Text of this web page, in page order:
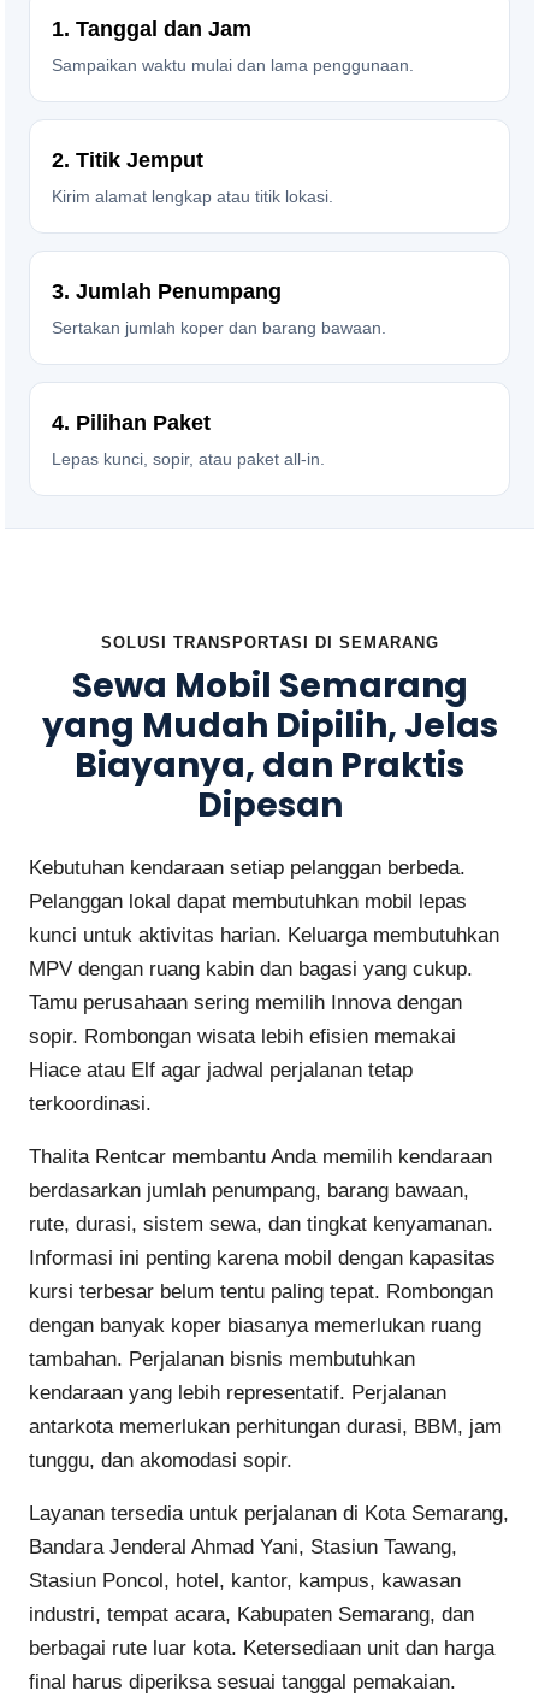
1. Tanggal dan Jam
Sampaikan waktu mulai dan lama penggunaan.
2. Titik Jemput
Kirim alamat lengkap atau titik lokasi.
3. Jumlah Penumpang
Sertakan jumlah koper dan barang bawaan.
4. Pilihan Paket
Lepas kunci, sopir, atau paket all-in.
SOLUSI TRANSPORTASI DI SEMARANG
Sewa Mobil Semarang
yang Mudah Dipilih, Jelas
Biayanya, dan Praktis
Dipesan
Kebutuhan kendaraan setiap pelanggan berbeda.
Pelanggan lokal dapat membutuhkan mobil lepas
kunci untuk aktivitas harian. Keluarga membutuhkan
MPV dengan ruang kabin dan bagasi yang cukup.
Tamu perusahaan sering memilih Innova dengan
sopir. Rombongan wisata lebih efisien memakai
Hiace atau Elf agar jadwal perjalanan tetap
terkoordinasi.
Thalita Rentcar membantu Anda memilih kendaraan
berdasarkan jumlah penumpang, barang bawaan,
rute, durasi, sistem sewa, dan tingkat kenyamanan.
Informasi ini penting karena mobil dengan kapasitas
kursi terbesar belum tentu paling tepat. Rombongan
dengan banyak koper biasanya memerlukan ruang
tambahan. Perjalanan bisnis membutuhkan
kendaraan yang lebih representatif. Perjalanan
antarkota memerlukan perhitungan durasi, BBM, jam
tunggu, dan akomodasi sopir.
Layanan tersedia untuk perjalanan di Kota Semarang,
Bandara Jenderal Ahmad Yani, Stasiun Tawang,
Stasiun Poncol, hotel, kantor, kampus, kawasan
industri, tempat acara, Kabupaten Semarang, dan
berbagai rute luar kota. Ketersediaan unit dan harga
final harus diperiksa sesuai tanggal pemakaian.